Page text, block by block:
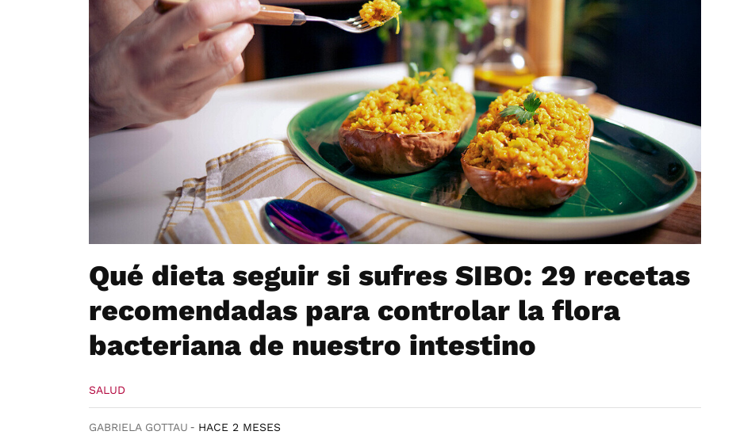
Qué dieta seguir si sufres SIBO: 29 recetas
recomendadas para controlar la flora
bacteriana de nuestro intestino
SALUD
GABRIELA GOTTAU HACE 2 MESES